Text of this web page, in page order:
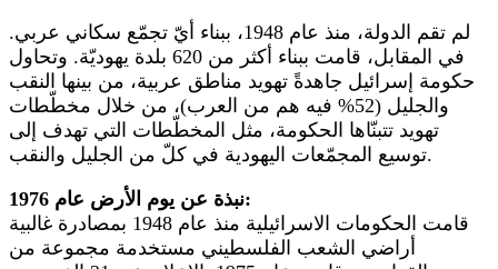
لم تقم الدولة، منذ عام 1948، ببناء أيّ تجمّع سكاني عربي.
في المقابل، قامت ببناء أكثر من 620 بلدة يهوديّة. وتحاول
حكومة إسرائيل جاهدةً تهويد مناطق عربية، من بينها النقب
والجليل (52% فيه هم من العرب)، من خلال مخطّطات
تهويد تتبنّاها الحكومة، مثل المخطّطات التي تهدف إلى
توسيع المجمّعات اليهودية في كلّ من الجليل والنقب.
نبذة عن يوم الأرض عام 1976:
قامت الحكومات الاسرائيلية منذ عام 1948 بمصادرة غالبية
أراضي الشعب الفلسطيني مستخدمة مجموعة من